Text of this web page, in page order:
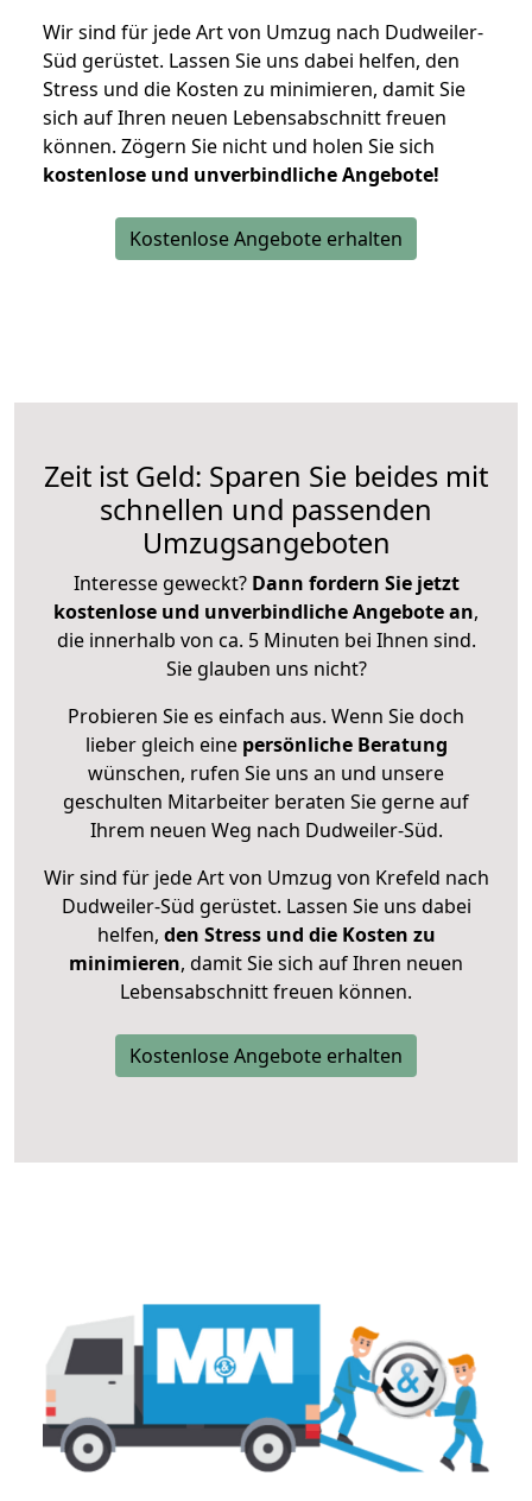
Wir sind für jede Art von Umzug nach Dudweiler-
Süd gerüstet. Lassen Sie uns dabei helfen, den
Stress und die Kosten zu minimieren, damit Sie
sich auf Ihren neuen Lebensabschnitt freuen
können. Zögern Sie nicht und holen Sie sich
kostenlose und unverbindliche Angebote!
Kostenlose Angebote erhalten
Zeit ist Geld: Sparen Sie beides mit
schnellen und passenden
Umzugsangeboten
Interesse geweckt? Dann fordern Sie jetzt
kostenlose und unverbindliche Angebote an,
die innerhalb von ca. 5 Minuten bei Ihnen sind.
Sie glauben uns nicht?
Probieren Sie es einfach aus. Wenn Sie doch
lieber gleich eine persönliche Beratung
wünschen, rufen Sie uns an und unsere
geschulten Mitarbeiter beraten Sie gerne auf
Ihrem neuen Weg nach Dudweiler-Süd.
Wir sind für jede Art von Umzug von Krefeld nach
Dudweiler-Süd gerüstet. Lassen Sie uns dabei
helfen, den Stress und die Kosten zu
minimieren, damit Sie sich auf Ihren neuen
Lebensabschnitt freuen können.
Kostenlose Angebote erhalten